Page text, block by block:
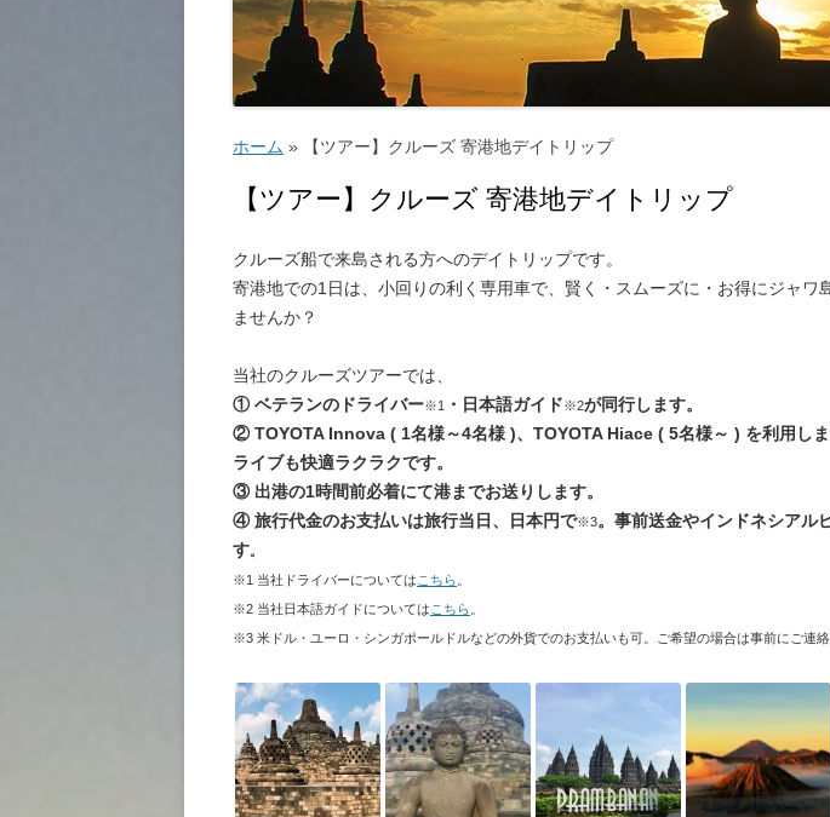
マナーとタブー ‐ 服装・たば
こ・お酒 ‐
環境
お金のこと ‐ 通貨・両替・チ
ップ ‐
お土産
ゴルフ
ホーム » 【ツアー】クルーズ 寄港地デイトリップ
【ツアー】クルーズ 寄港地デイトリップ
クルーズ船で来島される方へのデイトリップです。
寄港地での1日は、小回りの利く専用車で、賢く・スムーズに・お得にジャワ
ませんか？
当社のクルーズツアーでは、
① ベテランのドライバー※1 ・日本語ガイド※2が同行します。
② TOYOTA Innova ( 1名様～4名様 )、TOYOTA Hiace ( 5名様～ ) を利用し
ライブも快適ラクラクです。
③ 出港の1時間前必着にて港までお送りします。
④ 旅行代金のお支払いは旅行当日、日本円で※3。事前送金やインドネシアル
す。
※1 当社ドライバーについては こちら
※2 当社日本語ガイドについては こちら
※3 米ドル・ユーロ・シンガポールドルなどの外貨でのお支払いも可。ご希望の場合は事前にご連絡